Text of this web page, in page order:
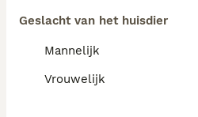
Geslacht van het huisdier
Mannelijk
Vrouwelijk